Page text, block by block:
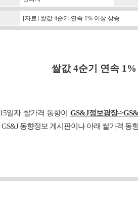
[자료] 쌀값 4순기 연속 1% 이상 상승
쌀값 4순기 연속
일자 쌀가격 동향이 GS&J정보광장-
동향정보 게시판이나 아래 쌀가격 동